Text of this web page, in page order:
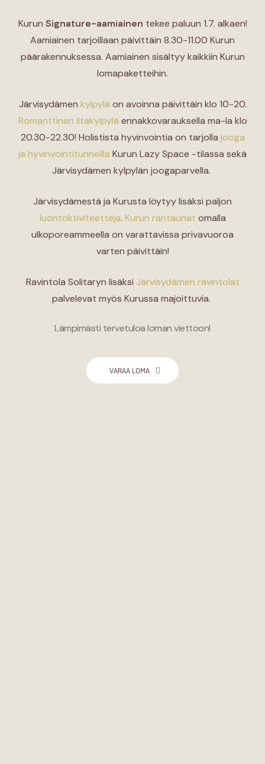
Kurun Signature-aamiainen tekee paluun 1.7. alkaen!
Aamiainen tarjoillaan päivittäin 8.30-11.00 Kurun
päärakennuksessa. Aamiainen sisältyy kaikkiin Kurun
lomapaketteihin.
Järvisydämen kylpylä on avoinna päivittäin klo 10-20.
Romanttinen iltakylpylä ennakkovarauksella ma-la klo
20.30-22.30! Holistista hyvinvointia on tarjolla jooga
ja hyvinvointitunneilla Kurun Lazy Space -tilassa sekä
Järvisydämen kylpylän joogaparvella.
Järvisydämestä ja Kurusta löytyy lisäksi paljon
luontoktiviteetteja. Kurun rantaunat omalla
ulkoporeammeella on varattavissa privavuoroa
varten päivittäin!
Ravintola Solitaryn lisäksi Järvisydämen ravintolat
palvelevat myös Kurussa majoittuvia.
Lämpimästi tervetuloa loman viettoon!
VARAA LOMA